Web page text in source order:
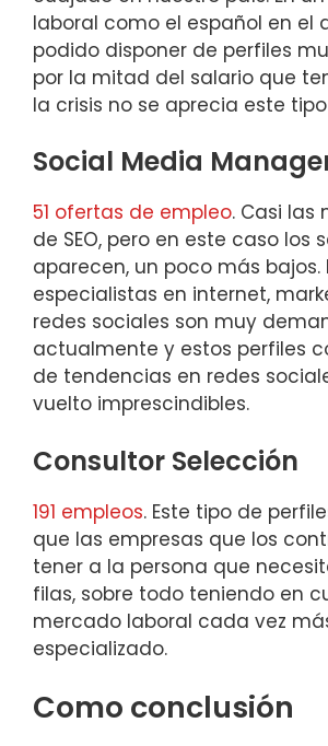
laboral como el español en el
podido disponer de perfiles
por la mitad del salario que
la crisis no se aprecia este
Social Media
51 ofertas de empleo. Casi las
de SEO, pero en este caso los
aparecen, un poco más bajos.
especialistas en internet,
redes sociales son muy
actualmente y estos perfiles
de tendencias en redes
vuelto imprescindibles.
Consultor Selección
191 empleos. Este tipo de
que las empresas que los
tener a la persona que
filas, sobre todo teniendo en
mercado laboral cada vez
especializado.
Como conclusión